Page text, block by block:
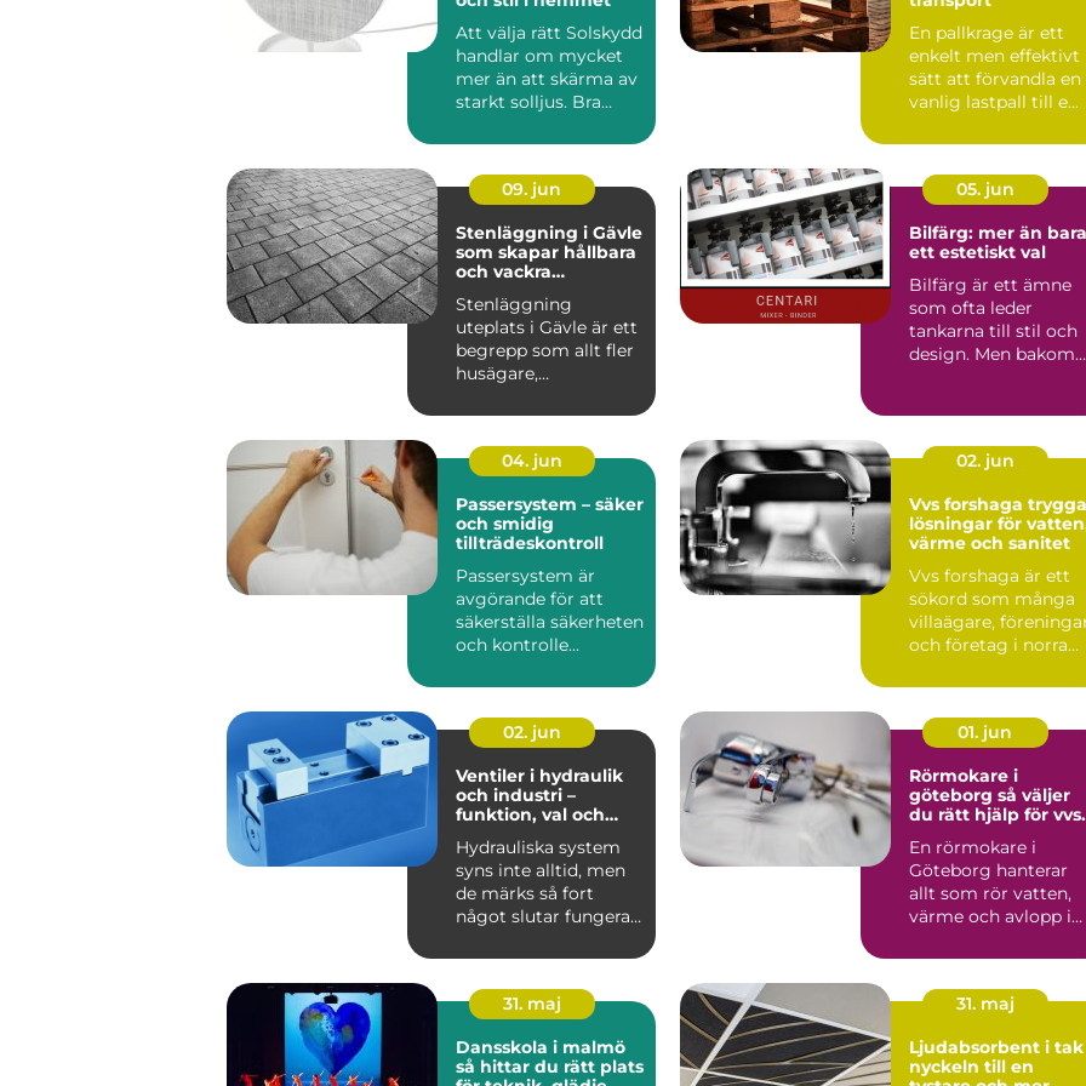
Att välja rätt Solskydd
handlar om mycket
mer än att skärma av
starkt solljus. Bra
En pallkrage är ett
enkelt men effektivt
sätt att förvandla en
vanlig lastpall till e...
09. jun
Stenläggning i Gävle
som skapar hållbara
och vackra
Stenläggning
uteplats i Gävle är ett
begrepp som allt fler
husägare,
05. jun
Bilfärg: mer än bara
ett estetiskt val
Bilfärg är ett ämne
som ofta leder
tankarna till stil och
design. Men bakom
04. jun
Passersystem – säker
och smidig
tillträdeskontroll
Passersystem är
avgörande för att
säkerställa säkerheten
och kontrolle...
02. jun
Vvs forshaga trygga
lösningar för
värme och sanitet
Vvs forshaga är ett
sökord som många
villaägare,
och företag i norra
nä...
02. jun
Ventiler i hydraulik
och industri –
funktion, val och
Hydrauliska system
syns inte alltid, men
de märks så fort
något slutar fungera.
01. jun
Rörmokare i
göteborg så väljer
du rätt hjälp för vvs
En rörmokare i
Göteborg hanterar
allt som rör vatten,
värme och avlopp i
lägenheter och...
31. maj
Dansskola i malmö
så hittar du rätt plats
31. maj
Ljudabsorbent i tak
nyckeln till en